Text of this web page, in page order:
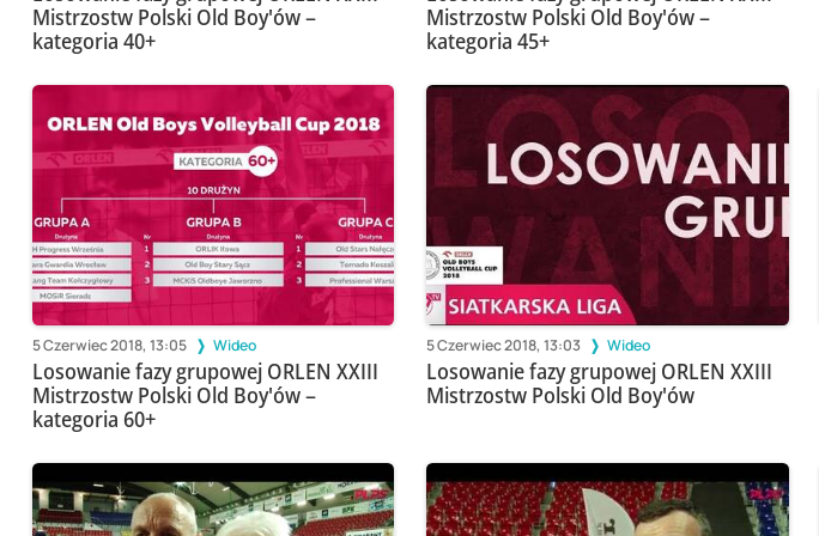
Mistrzostw Polski Old Boy'ów –
kategoria 40+
Mistrzostw Polski Old Boy'ów –
kategoria 45+
5 Czerwiec 2018, 13:05 Wideo
Losowanie fazy grupowej ORLEN XXIII
Mistrzostw Polski Old Boy'ów –
kategoria 60+
5 Czerwiec 2018, 13:03 Wideo
Losowanie fazy grupowej ORLEN XXIII
Mistrzostw Polski Old Boy'ów